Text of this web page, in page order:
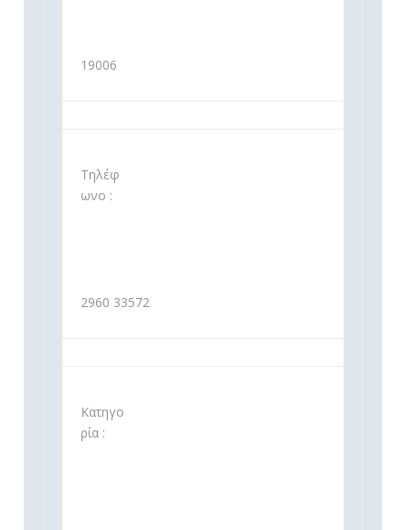
19006
Τηλέφ
ωνο :
2960 33572
Κατηγο
ρία :